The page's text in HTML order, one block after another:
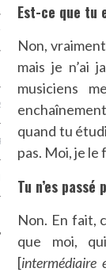
Est-ce que tu
Non,
mais je n’ai
musiciens
quand tu
pas. Moi, je le
Tu n’es
Non. En fait,
que moi,
[intermédiaire